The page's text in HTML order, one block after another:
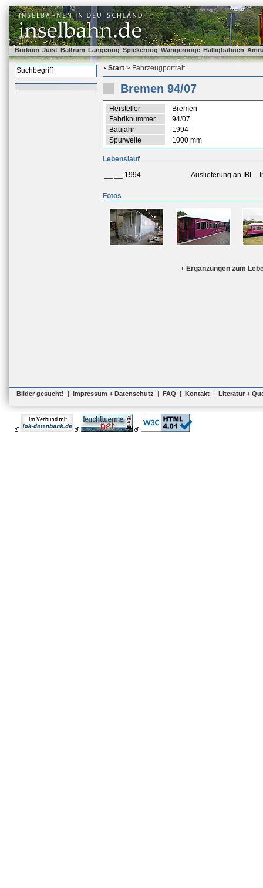
Borkum Juist Baltrum Langeoog Spiekeroog Wangerooge Halligbahnen
Start > Fahrzeugportrait
Bremen 94/07
Hersteller
Bremen
Fabriknummer
94/07
Baujahr
1994
Spurweite
1000 mm
Lebenslauf
__.__.1994
Auslieferung an IBL -
Fotos
Ergänzungen zum
Bilder gesucht! | Impressum + Datenschutz | FAQ | Kontakt | Literatur +